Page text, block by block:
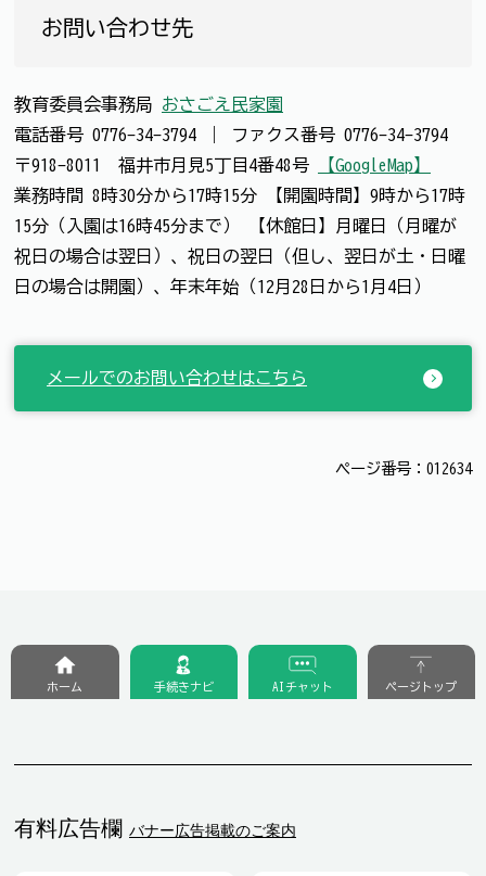
お問い合わせ先
教育委員会事務局 おさごえ民家園
電話番号 0776-34-3794 ファクス番号 0776-34-3794
〒918-8011 福井市月見5丁目4番48号
【GoogleMap】
業務時間 8時30分から17時15分 【開園時間】9時から17時
15分（入園は16時45分まで） 【休館日】月曜日（月曜が
祝日の場合は翌日）、祝日の翌日（但し、翌日が土・日曜
日の場合は開園）、年末年始（12月28日から1月4日）
メールでのお問い合わせはこちら
ページ番号：012634
有料広告欄 バナー広告掲載のご案内
ホーム 手続きナビ AIチャット ページトップ